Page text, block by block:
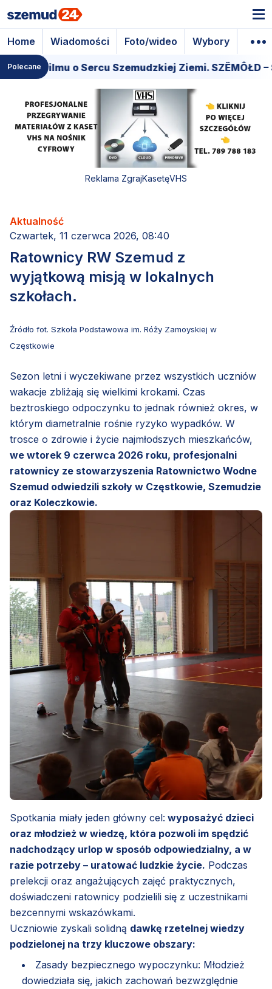
Home Wiadomości Foto/wideo Wybory
Polecane
filmu o Sercu Szemudzkiej Ziemi. SZËMÔŁD –
Reklama ZgrajKasetęVHS
Aktualność
Czwartek, 11 czerwca 2026, 08:40
Ratownicy RW Szemud z
wyjątkową misją w lokalnych
szkołach.
Źródło fot. Szkoła Podstawowa im. Róży Zamoyskiej w
Częstkowie
Sezon letni i wyczekiwane przez wszystkich uczniów
wakacje zbliżają się wielkimi krokami. Czas
beztroskiego odpoczynku to jednak również okres, w
którym diametralnie rośnie ryzyko wypadków. W
trosce o zdrowie i życie najmłodszych mieszkańców,
we wtorek 9 czerwca 2026 roku, profesjonalni
ratownicy ze stowarzyszenia Ratownictwo Wodne
Szemud odwiedzili szkoły w Częstkowie, Szemudzie
oraz Koleczkowie.
Spotkania miały jeden główny cel: wyposażyć dzieci
oraz młodzież w wiedzę, która pozwoli im spędzić
nadchodzący urlop w sposób odpowiedzialny, a w
razie potrzeby – uratować ludzkie życie. Podczas
prelekcji oraz angażujących zajęć praktycznych,
doświadczeni ratownicy podzielili się z uczestnikami
bezcennymi wskazówkami.
Uczniowie zyskali solidną dawkę rzetelnej wiedzy
podzielonej na trzy kluczowe obszary:
Zasady bezpiecznego wypoczynku: Młodzież
dowiedziała się, jakich zachowań bezwzględnie